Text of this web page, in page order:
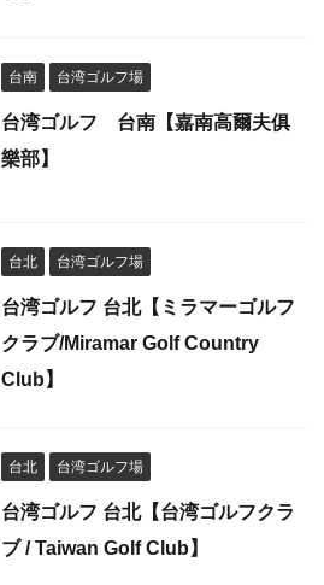
台南 台湾ゴルフ場
台湾ゴルフ 台南【嘉南高爾夫俱
樂部】
台北 台湾ゴルフ場
台湾ゴルフ 台北【ミラマーゴルフ
クラブ/Miramar Golf Country
Club】
台北 台湾ゴルフ場
台湾ゴルフ 台北【台湾ゴルフクラ
ブ / Taiwan Golf Club】